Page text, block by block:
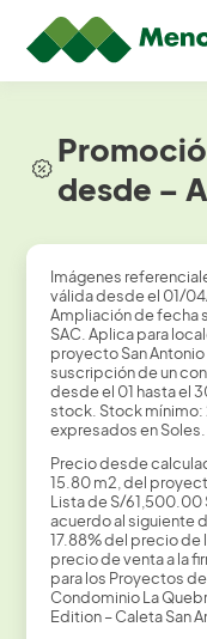
desde –
Imágenes
válida desde el 01/
Ampliación de fecha
SAC. Aplica para
proyecto San
suscripción de un
desde el 01 hasta el
stock. Stock mínimo:
expresados en
Precio desde
15.80 m2, del
Lista de S/
acuerdo al siguiente
17.88% del precio de
precio de venta a la
para los Proyectos
Condominio La
Edition – Caleta San